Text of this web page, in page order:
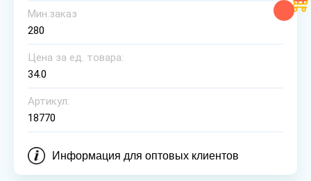
Мин.заказ
280
Цена за ед. товара:
34.0
Артикул:
18770
Информация для оптовых клиентов